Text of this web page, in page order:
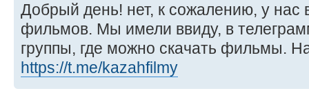
Добрый день! нет, к сожалению, у нас
фильмов. Мы имели ввиду, в
группы, где можно скачать фильмы.
https://t.me/kazahfilmy